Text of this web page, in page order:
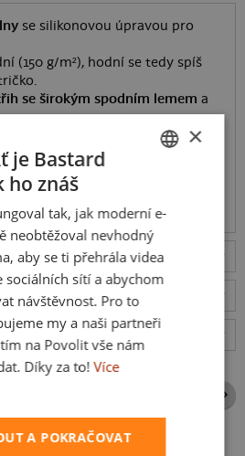
se silikonovou úpravou pro
(150 g/m²), hodní se tedy spíš
se širokým spodním lemem a
prodloužené délce se hodí
i pro
má velikost S, měří 168 cm a
na videu má velikost L
doručímev úterý 11.8.
vybrat?
(44 recenzí)
SLOVAK
×
je Bastard
ho znáš
tak, jak moderní e-
neobtěžoval nevhodný
aby se ti přehrála videa
sociálních sítí a abychom
návštěvnost. Pro to
my a naši partneři
na Povolit vše nám
Díky za to! Více
A POKRAČOVAT